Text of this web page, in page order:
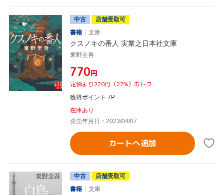
中古
店舗受取可
書籍
文庫
クスノキの番人 実業之日本社文庫
東野圭吾
¥770円
定価より220円（22%）おトク
獲得ポイント 7P
在庫あり
発売年月日：2023/04/07
カートへ追加
中古
店舗受取可
書籍
文庫